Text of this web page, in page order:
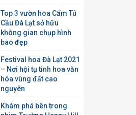
Top 3 vườn hoa Cẩm Tú
Cầu Đà Lạt sở hữu
không gian chụp hình
bao đẹp
Festival hoa Đà Lạt 2021
– Nơi hội tụ tinh hoa văn
hóa vùng đất cao
nguyên
Khám phá bên trong